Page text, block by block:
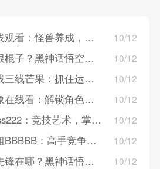
兽养成，打造竞技团队！ 10/12
黑神话悟空的棍子一览 10/12
运气，揭秘极品装备的获取之道！ 10/12
锁角色奥义，体验战术对决！ 10/12
艺术，掌握战斗机制的精髓！ 10/12
手竞争，冒险途中培养宠物！ 10/12
神话悟空中石先锋位置介绍 10/12